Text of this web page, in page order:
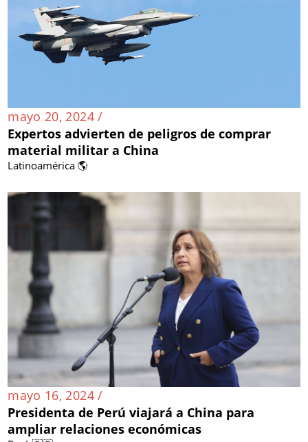
mayo 20, 2024 /
Expertos advierten de peligros de comprar
material militar a China
Latinoamérica 🌎
mayo 16, 2024 /
Presidenta de Perú viajará a China para
ampliar relaciones económicas